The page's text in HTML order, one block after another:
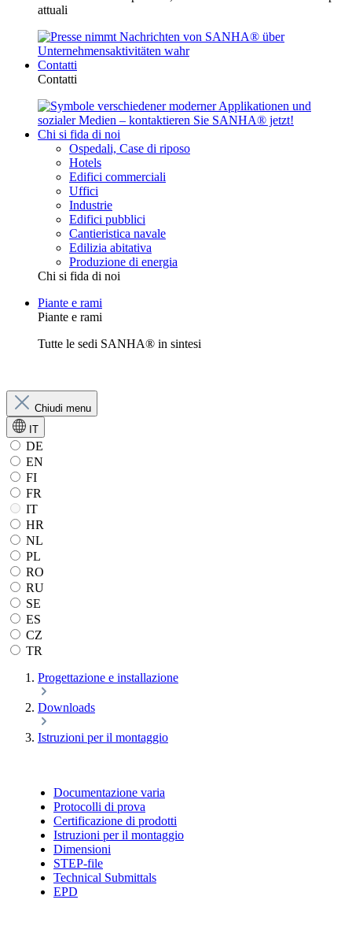
attuali
Contatti
Contatti
Chi si fida di noi
Ospedali, Case di riposo
Hotels
Edifici commerciali
Uffici
Industrie
Edifici pubblici
Cantieristica navale
Edilizia abitativa
Produzione di energia
Chi si fida di noi
Piante e rami
Piante e rami
Tutte le sedi SANHA® in sintesi
Chiudi menu
IT
DE
EN
FI
FR
IT
HR
NL
PL
RO
RU
SE
ES
CZ
TR
Progettazione e installazione
Downloads
Istruzioni per il montaggio
Documentazione varia
Protocolli di prova
Certificazione di prodotti
Istruzioni per il montaggio
Dimensioni
STEP-file
Technical Submittals
EPD